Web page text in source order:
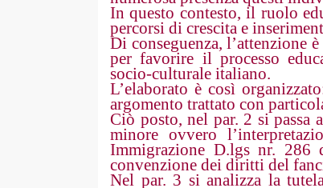
In questo contesto, il ruolo
percorsi di crescita e
Di conseguenza, l’attenzione
per favorire il processo
socio-culturale italiano.
L’elaborato è così
argomento trattato con
Ciò posto, nel par. 2 si passa
minore ovvero
Immigrazione D.lgs nr. 286
convenzione dei diritti del
Nel par. 3 si analizza la